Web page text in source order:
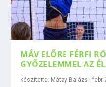
MÁV ELŐRE FÉRFI
GYŐZELEMMEL AZ
készítette: Mátay Balázs |febr